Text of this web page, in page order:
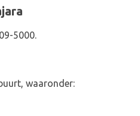
5000.
waaronder: